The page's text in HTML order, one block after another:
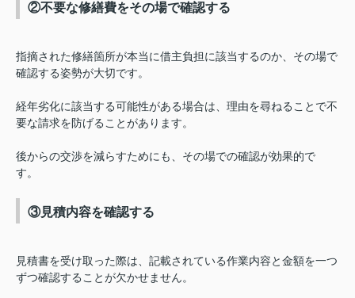
②不要な修繕費をその場で確認する
指摘された修繕箇所が本当に借主負担に該当するのか、その場で
確認する姿勢が大切です。
経年劣化に該当する可能性がある場合は、理由を尋ねることで不
要な請求を防げることがあります。
後からの交渉を減らすためにも、その場での確認が効果的で
す。
③見積内容を確認する
見積書を受け取った際は、記載されている作業内容と金額を一つ
ずつ確認することが欠かせません。